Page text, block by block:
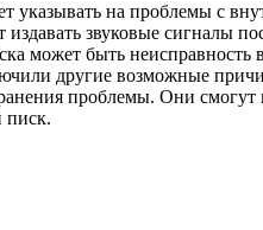
указывать на проблемы с
звуковые сигналы
быть неисправность в
другие возможные
проблемы. Они
писк.